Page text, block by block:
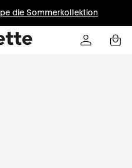
die Sommerkollektion